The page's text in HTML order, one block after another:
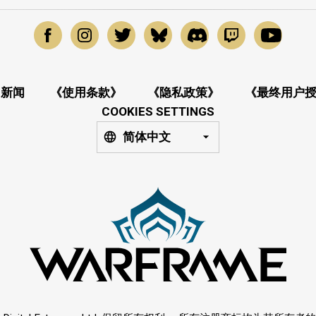
新闻 《使用条款》 《隐私政策》
《最终用户
COOKIES SETTINGS
简体中文